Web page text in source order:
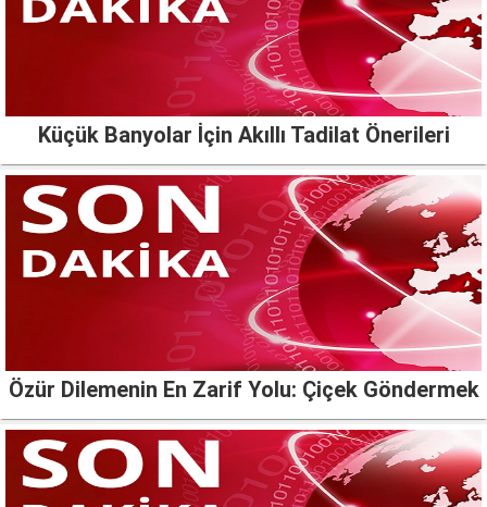
Küçük Banyolar İçin Akıllı Tadilat Önerileri
Özür Dilemenin En Zarif Yolu: Çiçek Göndermek